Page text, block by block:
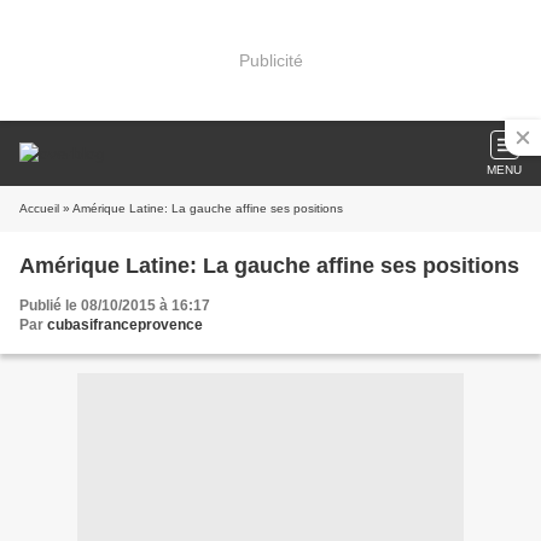
Publicité
MENU
Accueil » Amérique Latine: La gauche affine ses positions
Amérique Latine: La gauche affine ses positions
Publié le 08/10/2015 à 16:17
Par cubasifranceprovence